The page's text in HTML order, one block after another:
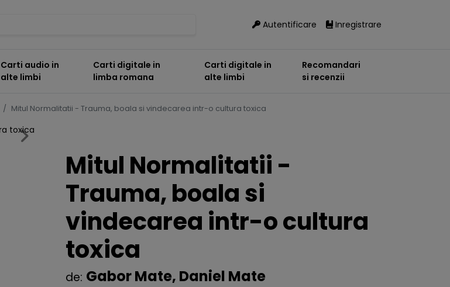
Autentificare Inregistrare
Carti audio in
alte limbi
Carti digitale in
limba romana
Carti digitale in
alte limbi
Recomandari
si recenzii
Mitul Normalitatii - Trauma, boala si vindecarea intr-o cultura toxica
Next
Mitul Normalitatii -
Trauma, boala si
vindecarea intr-o cultura
toxica
de: Gabor Mate, Daniel Mate